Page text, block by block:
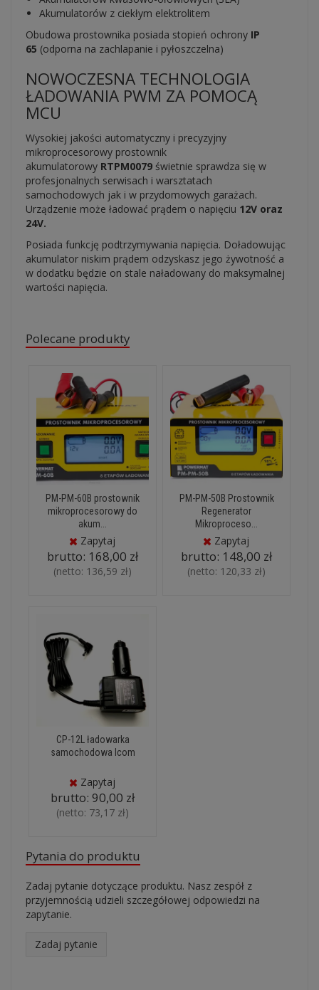
Akumulatorów z ciekłym elektrolitem
Obudowa prostownika posiada stopień ochrony IP
65 (odporna na zachlapanie i pyłoszczelna)
NOWOCZESNA TECHNOLOGIA
ŁADOWANIA PWM ZA POMOCĄ
MCU
Wysokiej jakości automatyczny i precyzyjny
mikroprocesorowy prostownik
akumulatorowy RTPM0079 świetnie sprawdza się w
profesjonalnych serwisach i warsztatach
samochodowych jak i w przydomowych garażach.
Urządzenie może ładować prądem o napięciu 12V oraz
24V.
Posiada funkcję podtrzymywania napięcia. Doładowując
akumulator niskim prądem odzyskasz jego żywotność a
w dodatku będzie on stale naładowany do maksymalnej
wartości napięcia.
Polecane produkty
PM-PM-60B prostownik
mikroprocesorowy do
akum...
Zapytaj
brutto: 168,00 zł
(netto: 136,59 zł)
PM-PM-50B Prostownik
Regenerator
Mikroproceso...
Zapytaj
brutto: 148,00 zł
(netto: 120,33 zł)
CP-12L ładowarka
samochodowa Icom
Zapytaj
brutto: 90,00 zł
(netto: 73,17 zł)
Pytania do produktu
Zadaj pytanie dotyczące produktu. Nasz zespół z
przyjemnością udzieli szczegółowej odpowiedzi na
zapytanie.
Zadaj pytanie